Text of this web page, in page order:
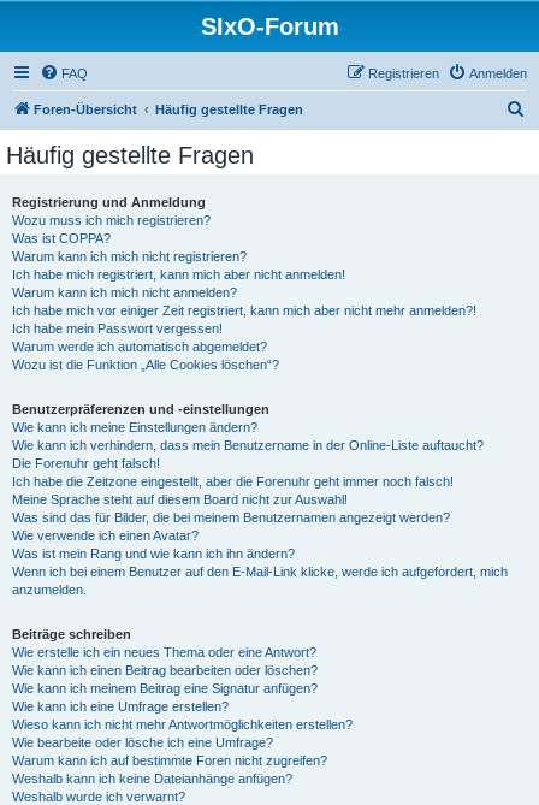
SIxO-Forum
FAQ Anmelden
Registrieren
Foren-Übersicht Häufig gestellte Fragen
Häufig gestellte Fragen
Registrierung und Anmeldung
Wozu muss ich mich registrieren?
Was ist COPPA?
Warum kann ich mich nicht registrieren?
Ich habe mich registriert, kann mich aber nicht anmelden!
Warum kann ich mich nicht anmelden?
Ich habe mich vor einiger Zeit registriert, kann mich aber nicht mehr anmelden?!
Ich habe mein Passwort vergessen!
Warum werde ich automatisch abgemeldet?
Wozu ist die Funktion „Alle Cookies löschen“?
Benutzerpräferenzen und -einstellungen
Wie kann ich meine Einstellungen ändern?
Wie kann ich verhindern, dass mein Benutzername in der Online-Liste auftaucht?
Die Forenuhr geht falsch!
Ich habe die Zeitzone eingestellt, aber die Forenuhr geht immer noch falsch!
Meine Sprache steht auf diesem Board nicht zur Auswahl!
Was sind das für Bilder, die bei meinem Benutzernamen angezeigt werden?
Wie verwende ich einen Avatar?
Was ist mein Rang und wie kann ich ihn ändern?
Wenn ich bei einem Benutzer auf den E-Mail-Link klicke, werde ich aufgefordert, mich
anzumelden.
Beiträge schreiben
Wie erstelle ich ein neues Thema oder eine Antwort?
Wie kann ich einen Beitrag bearbeiten oder löschen?
Wie kann ich meinem Beitrag eine Signatur anfügen?
Wie kann ich eine Umfrage erstellen?
Wieso kann ich nicht mehr Antwortmöglichkeiten erstellen?
Wie bearbeite oder lösche ich eine Umfrage?
Warum kann ich auf bestimmte Foren nicht zugreifen?
Weshalb kann ich keine Dateianhänge anfügen?
Weshalb wurde ich verwarnt?